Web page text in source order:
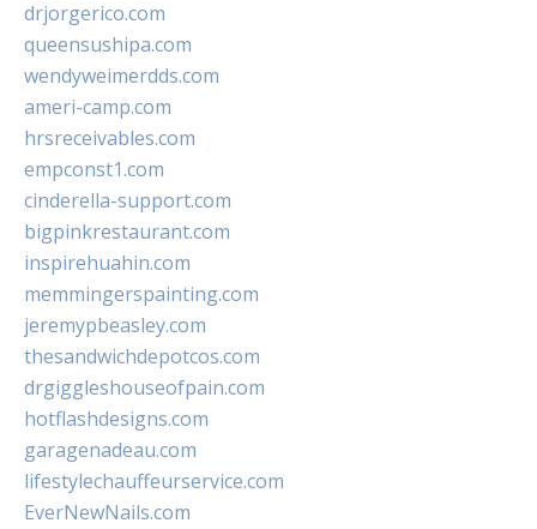
drjorgerico.com
queensushipa.com
wendyweimerdds.com
ameri-camp.com
hrsreceivables.com
empconst1.com
cinderella-support.com
bigpinkrestaurant.com
inspirehuahin.com
memmingerspainting.com
jeremypbeasley.com
thesandwichdepotcos.com
drgiggleshouseofpain.com
hotflashdesigns.com
garagenadeau.com
lifestylechauffeurservice.com
EverNewNails.com